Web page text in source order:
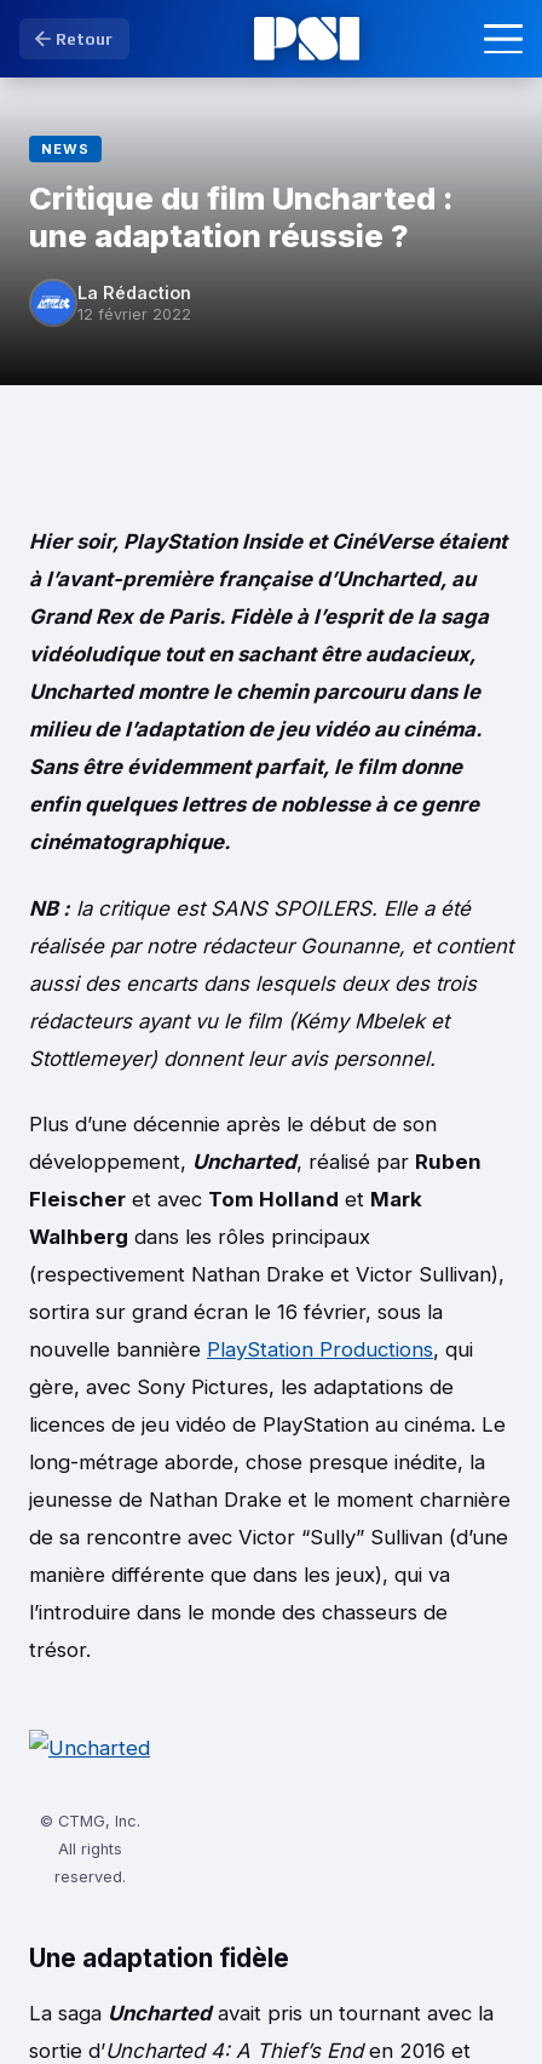
Retour
NEWS
Critique du film Uncharted :
une adaptation réussie ?
La Rédaction
12 février 2022
Hier soir, PlayStation Inside et CinéVerse étaient
à l’avant-première française d’Uncharted, au
Grand Rex de Paris. Fidèle à l’esprit de la saga
vidéoludique tout en sachant être audacieux,
Uncharted montre le chemin parcouru dans le
milieu de l’adaptation de jeu vidéo au cinéma.
Sans être évidemment parfait, le film donne
enfin quelques lettres de noblesse à ce genre
cinématographique.
NB : la critique est SANS SPOILERS. Elle a été
réalisée par notre rédacteur Gounanne, et contient
aussi des encarts dans lesquels deux des trois
rédacteurs ayant vu le film (Kémy Mbelek et
Stottlemeyer) donnent leur avis personnel.
Plus d’une décennie après le début de son
développement, Uncharted, réalisé par Ruben
Fleischer et avec Tom Holland et Mark
Walhberg dans les rôles principaux
(respectivement Nathan Drake et Victor Sullivan),
sortira sur grand écran le 16 février, sous la
nouvelle bannière PlayStation Productions, qui
gère, avec Sony Pictures, les adaptations de
licences de jeu vidéo de PlayStation au cinéma. Le
long-métrage aborde, chose presque inédite, la
jeunesse de Nathan Drake et le moment charnière
de sa rencontre avec Victor “Sully” Sullivan (d’une
manière différente que dans les jeux), qui va
l’introduire dans le monde des chasseurs de
trésor.
© CTMG, Inc.
All rights
reserved.
Une adaptation fidèle
La saga Unchartedavait pris un tournant avec la
sortie d’Uncharted 4: A Thief’s Enden 2016 et